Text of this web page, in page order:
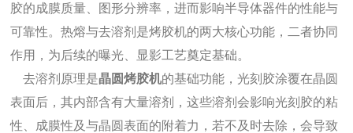
胶的成膜质量、图形分辨率，进而影响半导体器件的性能与
可靠性。热熔与去溶剂是烤胶机的两大核心功能，二者协同
作用，为后续的曝光、显影工艺奠定基础。
去溶剂原理是晶圆烤胶机的基础功能，光刻胶涂覆在晶圆
表面后，其内部含有大量溶剂，这些溶剂会影响光刻胶的粘
性、成膜性及与晶圆表面的附着力，若不及时去除，会导致